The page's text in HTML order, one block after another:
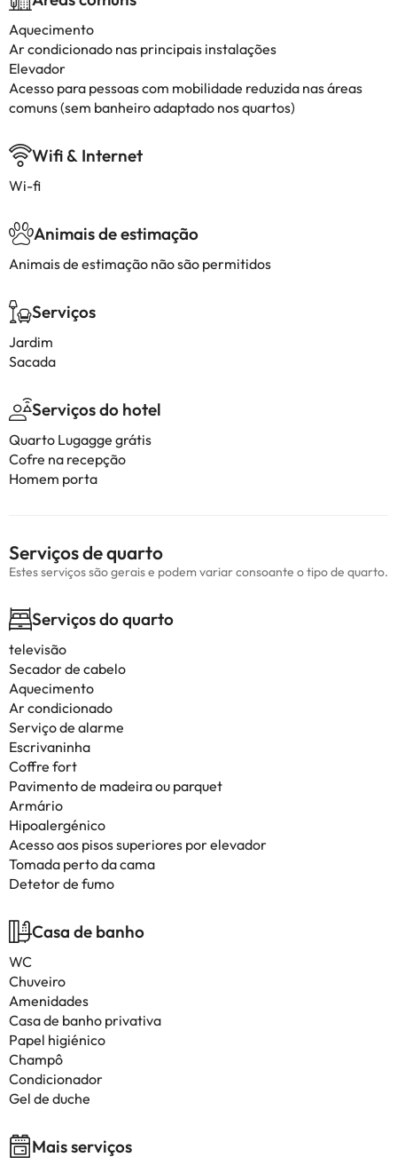
Aquecimento
Ar condicionado nas principais instalações
Elevador
Acesso para pessoas com mobilidade reduzida nas áreas
comuns (sem banheiro adaptado nos quartos)
Wifi & Internet
Wi-fi
Animais de estimação
Animais de estimação não são permitidos
Serviços
Jardim
Sacada
Serviços do hotel
Quarto Lugagge grátis
Cofre na recepção
Homem porta
Serviços de quarto
Estes serviços são gerais e podem variar consoante o tipo de quarto.
Serviços do quarto
televisão
Secador de cabelo
Aquecimento
Ar condicionado
Serviço de alarme
Escrivaninha
Coffre fort
Pavimento de madeira ou parquet
Armário
Hipoalergénico
Acesso aos pisos superiores por elevador
Tomada perto da cama
Detetor de fumo
Casa de banho
WC
Chuveiro
Amenidades
Casa de banho privativa
Papel higiénico
Champô
Condicionador
Gel de duche
Mais serviços